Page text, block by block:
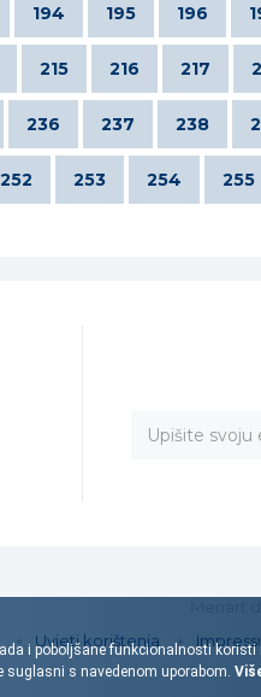
194 195 196
215 216 217
236 237 238
252 253 254 255
Uvjeti korištenja
i poboljšane funkcionalnosti
s navedenom uporabom.